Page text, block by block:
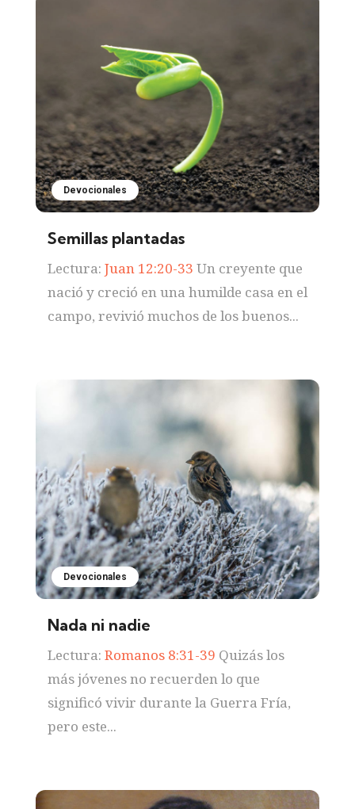
Devocionales
Semillas plantadas
Lectura: Juan 12:20-33 Un creyente que
nació y creció en una humilde casa en el
campo, revivió muchos de los buenos...
Devocionales
Nada ni nadie
Lectura: Romanos 8:31-39 Quizás los
más jóvenes no recuerden lo que
significó vivir durante la Guerra Fría,
pero este...